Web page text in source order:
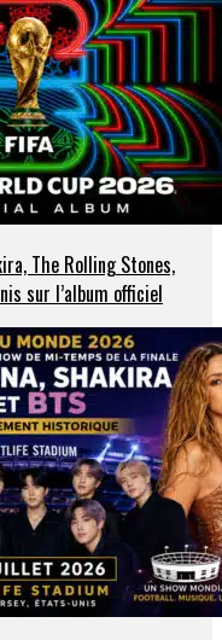
The Rolling Stones,
sur l’album officiel